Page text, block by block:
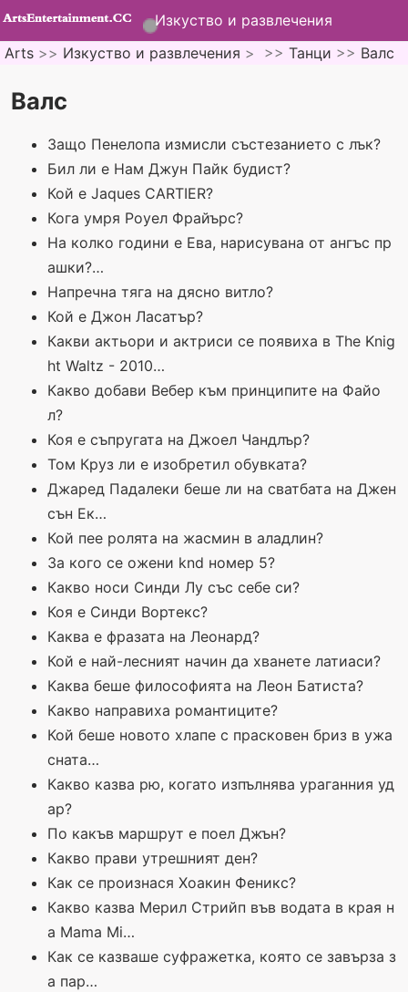
Изкуство и развлечения
Arts >> Изкуство и развлечения > >> Танци >> Валс
Валс
Защо Пенелопа измисли състезанието с лък?
Бил ли е Нам Джун Пайк будист?
Кой е Jaques CARTIER?
Кога умря Роуел Фрайърс?
На колко години е Ева, нарисувана от ангъс пр
ашки?…
Напречна тяга на дясно витло?
Кой е Джон Ласатър?
Какви актьори и актриси се появиха в The Knig
ht Waltz - 2010…
Какво добави Вебер към принципите на Файо
л?
Коя е съпругата на Джоел Чандлър?
Том Круз ли е изобретил обувката?
Джаред Падалеки беше ли на сватбата на Джен
сън Ек…
Кой пее ролята на жасмин в аладлин?
За кого се ожени knd номер 5?
Какво носи Синди Лу със себе си?
Коя е Синди Вортекс?
Каква е фразата на Леонард?
Кой е най-лесният начин да хванете латиаси?
Каква беше философията на Леон Батиста?
Какво направиха романтиците?
Кой беше новото хлапе с прасковен бриз в ужа
сната…
Какво казва рю, когато изпълнява ураганния уд
ар?
По какъв маршрут е поел Джън?
Какво прави утрешният ден?
Как се произнася Хоакин Феникс?
Какво казва Мерил Стрийп във водата в края н
а Mama Mi…
Как се казваше суфражетка, която се завърза з
а пар…